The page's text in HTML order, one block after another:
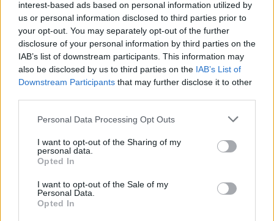
interest-based ads based on personal information utilized by
us or personal information disclosed to third parties prior to
your opt-out. You may separately opt-out of the further
disclosure of your personal information by third parties on the
IAB’s list of downstream participants. This information may
also be disclosed by us to third parties on the IAB’s List of
Downstream Participants that may further disclose it to other
Personal Data Processing Opt Outs
I want to opt-out of the Sharing of my
personal data.
Opted In
I want to opt-out of the Sale of my
Personal Data.
Opted In